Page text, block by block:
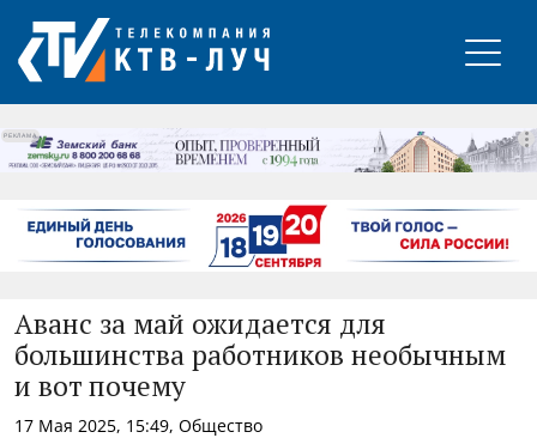
РЕКЛАМА
Аванс за май ожидается для
большинства работников необычным
и вот почему
17 Мая 2025, 15:49, Общество